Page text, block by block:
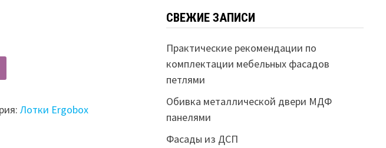
Лотки Ergobox
СВЕЖИЕ ЗАПИСИ
Практические рекомендации по
комплектации мебельных фасадов
петлями
Обивка металлической двери МДФ
панелями
Фасады из ДСП